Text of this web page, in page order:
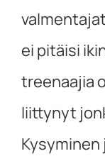
ei pitäisi
treenaajia
liittynyt